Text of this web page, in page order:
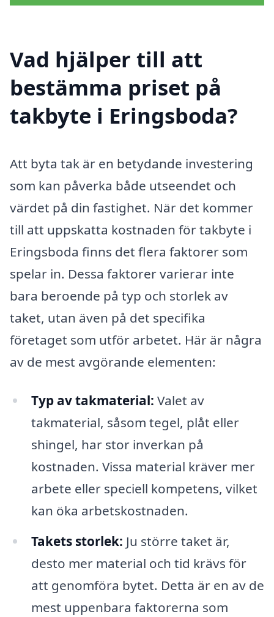
Vad hjälper till att
bestämma priset på
takbyte i Eringsboda?
Att byta tak är en betydande investering
som kan påverka både utseendet och
värdet på din fastighet. När det kommer
till att uppskatta kostnaden för takbyte i
Eringsboda finns det flera faktorer som
spelar in. Dessa faktorer varierar inte
bara beroende på typ och storlek av
taket, utan även på det specifika
företaget som utför arbetet. Här är några
av de mest avgörande elementen:
Typ av takmaterial: Valet av
takmaterial, såsom tegel, plåt eller
shingel, har stor inverkan på
kostnaden. Vissa material kräver mer
arbete eller speciell kompetens, vilket
kan öka arbetskostnaden.
Takets storlek: Ju större taket är,
desto mer material och tid krävs för
att genomföra bytet. Detta är en av de
mest uppenbara faktorerna som